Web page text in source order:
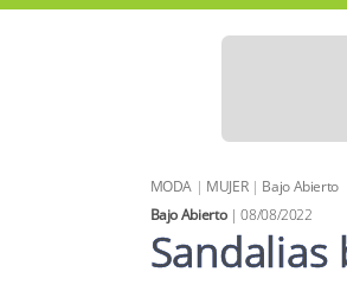
MODA | MUJER| Bajo Abierto
Bajo Abierto| 08/08/2022
Sandalias